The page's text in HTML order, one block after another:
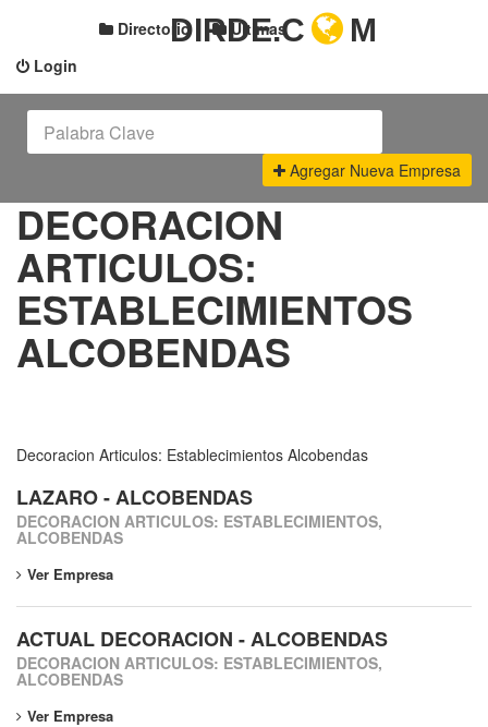
Login
Directorio Últimas
DIRDE.C M
Agregar Nueva Empresa
DECORACION
ARTICULOS:
ESTABLECIMIENTOS
ALCOBENDAS
Decoracion Articulos: Establecimientos Alcobendas
LAZARO - ALCOBENDAS
DECORACION ARTICULOS: ESTABLECIMIENTOS,
ALCOBENDAS
Ver Empresa
ACTUAL DECORACION - ALCOBENDAS
DECORACION ARTICULOS: ESTABLECIMIENTOS,
ALCOBENDAS
Ver Empresa